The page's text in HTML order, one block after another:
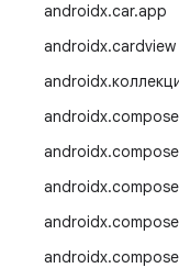
androidx.car.app
androidx.cardview
androidx.
androidx.compose
androidx.compose
androidx.compose
androidx.compose
androidx.compose